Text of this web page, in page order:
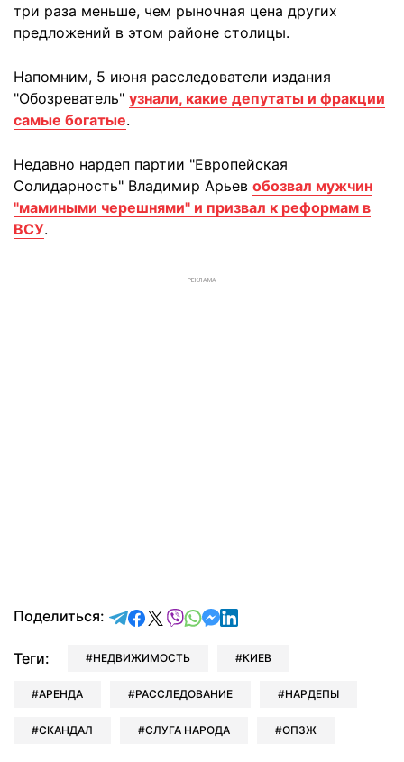
три раза меньше, чем рыночная цена других
предложений в этом районе столицы.
Напомним, 5 июня расследователи издания
"Обозреватель" узнали, какие депутаты и фракции
самые богатые.
Недавно нардеп партии "Европейская
Солидарность" Владимир Арьев обозвал мужчин
"мамиными черешнями" и призвал к реформам в
ВСУ.
РЕКЛАМА
Поделиться: отправить в Telegram
поделиться в Facebook
поделиться в X
отправить в Viber
отправить в Whatsapp
отправить в Messenger
отправить в LinkedIn
Теги: НЕДВИЖИМОСТЬ КИЕВ
АРЕНДА РАССЛЕДОВАНИЕ НАРДЕПЫ
СКАНДАЛ СЛУГА НАРОДА ОПЗЖ